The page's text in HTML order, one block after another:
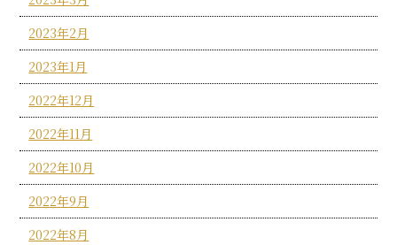
2023年2月
2023年1月
2022年12月
2022年11月
2022年10月
2022年9月
2022年8月